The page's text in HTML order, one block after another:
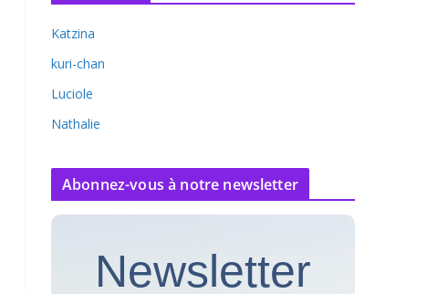
Katzina
kuri-chan
Luciole
Nathalie
Abonnez-vous à notre newsletter
Newsletter